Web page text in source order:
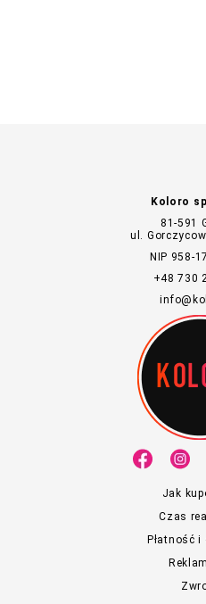
Koloro
81-591
ul.
NIP 958-
+48 730
Jak
Czas
Płatność